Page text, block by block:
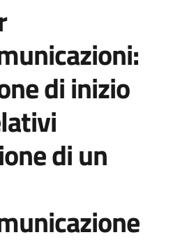
di inizio
di un